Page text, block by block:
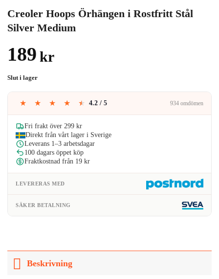
Creoler Hoops Örhängen i Rostfritt Stål
Silver Medium
189 kr
Slut i lager
★ ★ ★ ★ ★ 4.2 / 5 934 omdömen
Fri frakt över 299 kr
Direkt från vårt lager i Sverige
Leverans 1–3 arbetsdagar
100 dagars öppet köp
Fraktkostnad från 19 kr
LEVERERAS MED
SÄKER BETALNING
Beskrivning